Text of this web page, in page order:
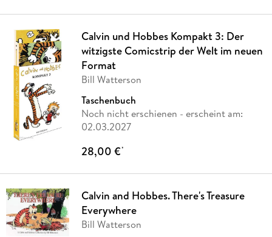
Calvin und Hobbes Kompakt 3: Der
witzigste Comicstrip der Welt im neuen
Format
Bill Watterson
Taschenbuch
Noch nicht erschienen - erscheint am:
02.03.2027
28,00 €*
Calvin and Hobbes. There's Treasure
Everywhere
Bill Watterson